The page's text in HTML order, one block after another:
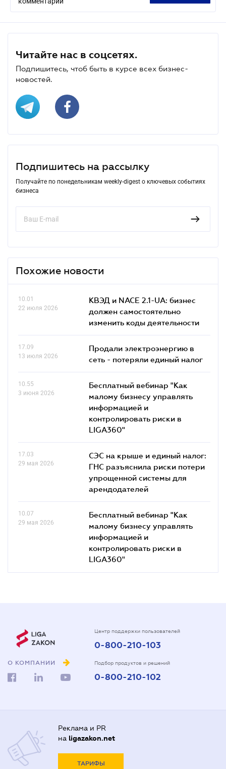
Читайте нас в соцсетях.
Подпишитесь, чтоб быть в курсе всех бизнес-
новостей.
Подпишитесь на рассылку
Получайте по понедельникам weekly-digest о ключевых событиях
бизнеса
Похожие новости
10.01
22 июля 2026
КВЭД и NACE 2.1-UA: бизнес
должен самостоятельно
изменить коды деятельности
17.09
13 июля 2026
Продали электроэнергию в
сеть - потеряли единый налог
10.55
3 июня 2026
Бесплатный вебинар "Как
малому бизнесу управлять
информацией и
контролировать риски в
LIGA360"
17.03
29 мая 2026
СЭС на крыше и единый налог:
ГНС разъяснила риски потери
упрощенной системы для
арендодателей
10.07
29 мая 2026
Бесплатный вебинар "Как
малому бизнесу управлять
информацией и
контролировать риски в
LIGA360"
О КОМПАНИИ
Центр поддержки пользователей
0-800-210-103
Подбор продуктов и решений
0-800-210-102
Реклама и PR
на ligazakon.net
ТАРИФЫ